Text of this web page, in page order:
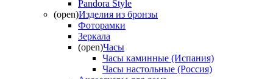
Pandora Style
(open)Изделия из бронзы
Фоторамки
Зеркала
(open)Часы
Часы каминные (Испания)
Часы настольные (Россия)